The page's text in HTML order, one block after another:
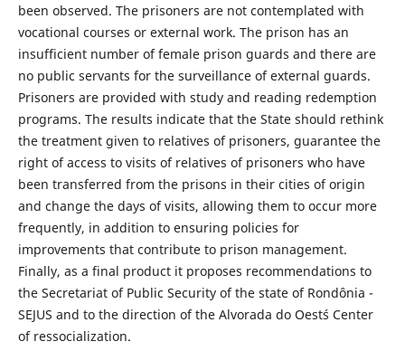
been observed. The prisoners are not contemplated with
vocational courses or external work. The prison has an
insufficient number of female prison guards and there are
no public servants for the surveillance of external guards.
Prisoners are provided with study and reading redemption
programs. The results indicate that the State should rethink
the treatment given to relatives of prisoners, guarantee the
right of access to visits of relatives of prisoners who have
been transferred from the prisons in their cities of origin
and change the days of visits, allowing them to occur more
frequently, in addition to ensuring policies for
improvements that contribute to prison management.
Finally, as a final product it proposes recommendations to
the Secretariat of Public Security of the state of Rondônia -
SEJUS and to the direction of the Alvorada do Oest´s Center
of ressocialization.